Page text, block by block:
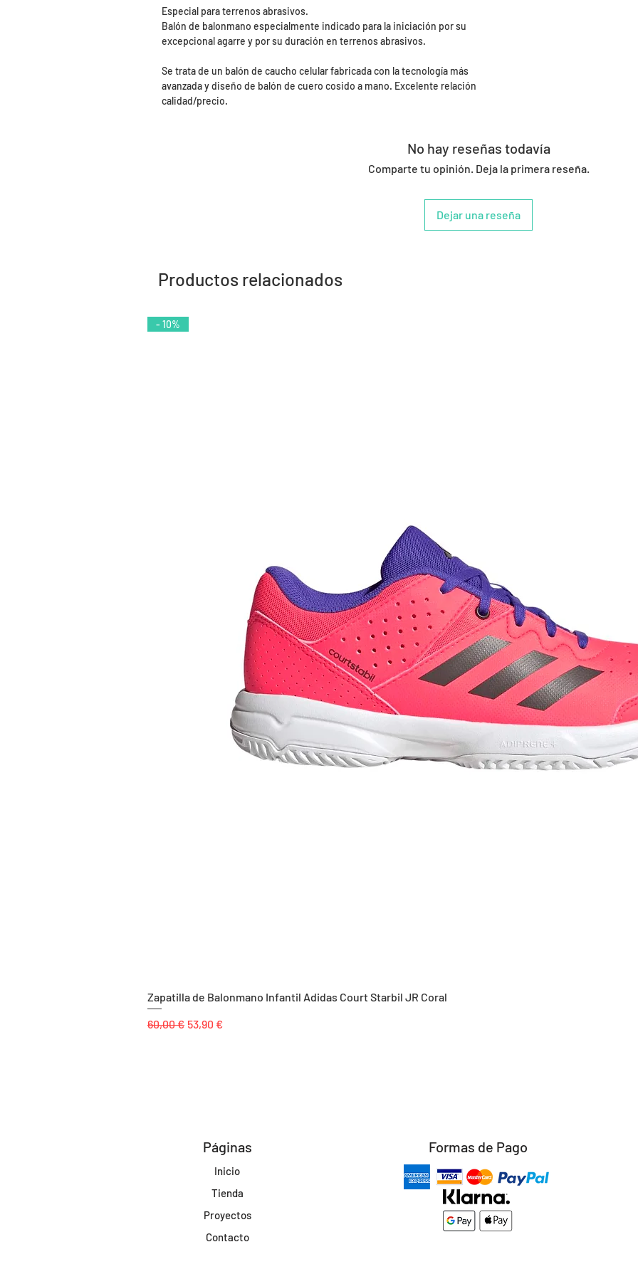
Especial para terrenos abrasivos.
Balón de balonmano especialmente indicado para la iniciación por su
excepcional agarre y por su duración en terrenos abrasivos.
Se trata de un balón de caucho celular fabricada con la tecnología más
avanzada y diseño de balón de cuero cosido a mano. Excelente relación
calidad/precio.
No hay reseñas todavía
Comparte tu opinión. Deja la primera reseña.
Dejar una reseña
Productos relacionados
- 10%
Zapatilla de Balonmano Infantil Adidas Court Starbil JR Coral
Precio
60,00 € Precio de oferta
53,90 €
Páginas
Inicio
Tienda
Proyectos
Contacto
Formas de Pago